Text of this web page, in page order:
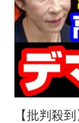
【批判殺